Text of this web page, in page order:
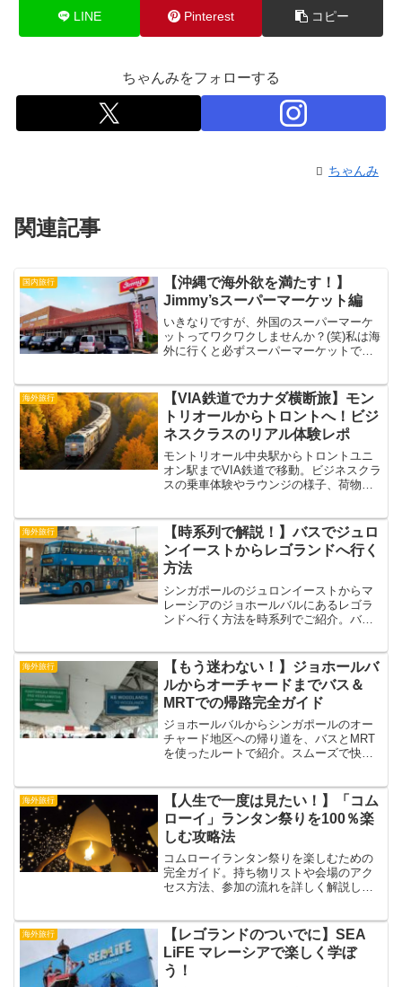
LINE Pinterest コピー
ちゃんみをフォローする
ちゃんみ
関連記事
国内旅行
【沖縄で海外欲を満たす！】
Jimmy’sスーパーマーケット編
いきなりですが、外国のスーパーマーケ
ットってワクワクしませんか？(笑)私は海
外に行くと必ずスーパーマーケットで現
がら食べるのが大好きです。「海外まで
行かなくてもネットで買...
海外旅行
【VIA鉄道でカナダ横断旅】モン
トリオールからトロントへ！ビジ
ネスクラスのリアル体験レポ
モントリオール中央駅からトロントユニ
オン駅までVIA鉄道で移動。ビジネスクラ
スの乗車体験やラウンジの様子、荷物や
海外旅行
【時系列で解説！】バスでジュロ
ンイーストからレゴランドへ行く
方法
シンガポールのジュロンイーストからマ
レーシアのジョホールバルにあるレゴラ
ンドへ行く方法を時系列でご紹介。バス
の流れを詳しく解説します。
海外旅行
【もう迷わない！】ジョホールバ
ルからオーチャードまでバス＆
MRTでの帰路完全ガイド
ジョホールバルからシンガポールのオー
チャード地区への帰り道を、バスとMRT
を使ったルートで紹介。スムーズで快適
海外旅行
【人生で一度は見たい！】「コム
ローイ」ランタン祭りを100％楽
しむ攻略法
コムローイランタン祭りを楽しむための
完全ガイド。持ち物リストや会場のアク
セス方法、参加の流れを詳しく解説し、
海外旅行
【レゴランドのついでに】SEA
LiFE マレーシアで楽しく学ぼ
う！